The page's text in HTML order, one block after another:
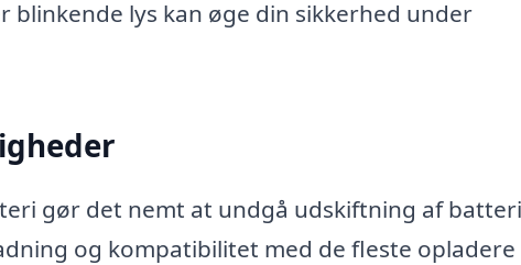
blinkende lys kan øge din sikkerhed under
gør det nemt at undgå udskiftning af
og kompatibilitet med de fleste opladere